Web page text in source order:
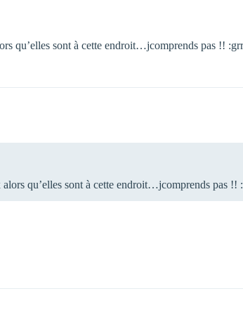
qu’elles sont à cette endroit…jcomprends pas !!
qu’elles sont à cette endroit…jcomprends pas !!